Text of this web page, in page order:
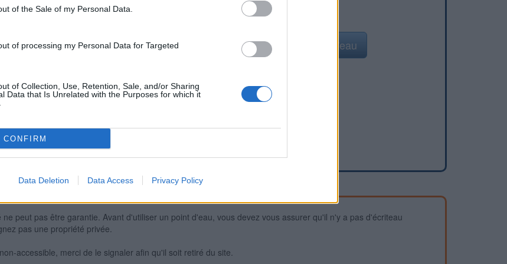
of the Sale of my Personal Data.
of processing my Personal Data for Targeted
of Collection, Use, Retention, Sale, and/or Sharing
Data that Is Unrelated with the Purposes for which it
CONFIRM
Data Deletion Data Access Privacy Policy
Signaler une erreur Ajouter un point d'eau
peut pas être garantie. Avant d'utiliser un point d'eau, vous devez vous assurer qu'il n'y a pas d'écriteau
pas une propriété privée.
accessible, merci de le signaler afin qu'il soit retiré du site.